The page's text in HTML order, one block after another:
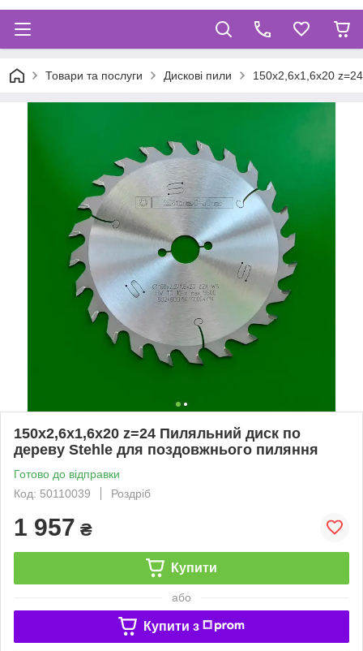
Товари та послуги Дискові пили 150х2,6х1,6х20
150х2,6х1,6х20 z=24 Пиляльний диск по
дереву Stehle для поздовжнього пиляння
Готово до відправки
Код: 50110039
Роздріб
1 957 ₴
Купити
або
Купити з